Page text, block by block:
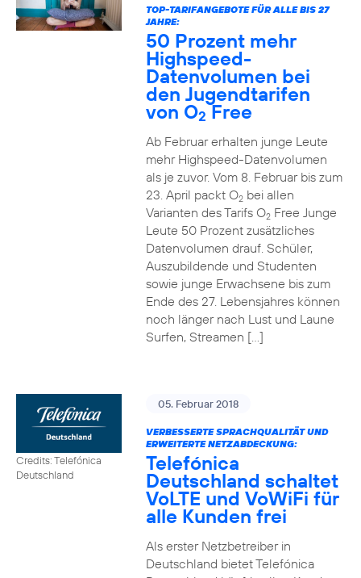
TOP-TARIFANGEBOTE FÜR ALLE BIS 27
JAHRE:
50 Prozent mehr
Highspeed-
Datenvolumen bei
den Jugendtarifen
von O2Free
Ab Februar erhalten junge Leute
mehr Highspeed-Datenvolumen
als je zuvor. Vom 8. Februar bis zum
23. April packt O2bei allen
Varianten des Tarifs O2Free Junge
Leute 50 Prozent zusätzliches
Datenvolumen drauf. Schüler,
Auszubildende und Studenten
sowie junge Erwachsene bis zum
Ende des 27. Lebensjahres können
noch länger nach Lust und Laune
Surfen, Streamen […]
Credits: Telefónica
Deutschland
05. Februar 2018
VERBESSERTE SPRACHQUALITÄT UND
ERWEITERTE NETZABDECKUNG:
Telefónica
Deutschland schaltet
VoLTE und VoWiFi für
alle Kunden frei
Als erster Netzbetreiber in
Deutschland bietet Telefónica